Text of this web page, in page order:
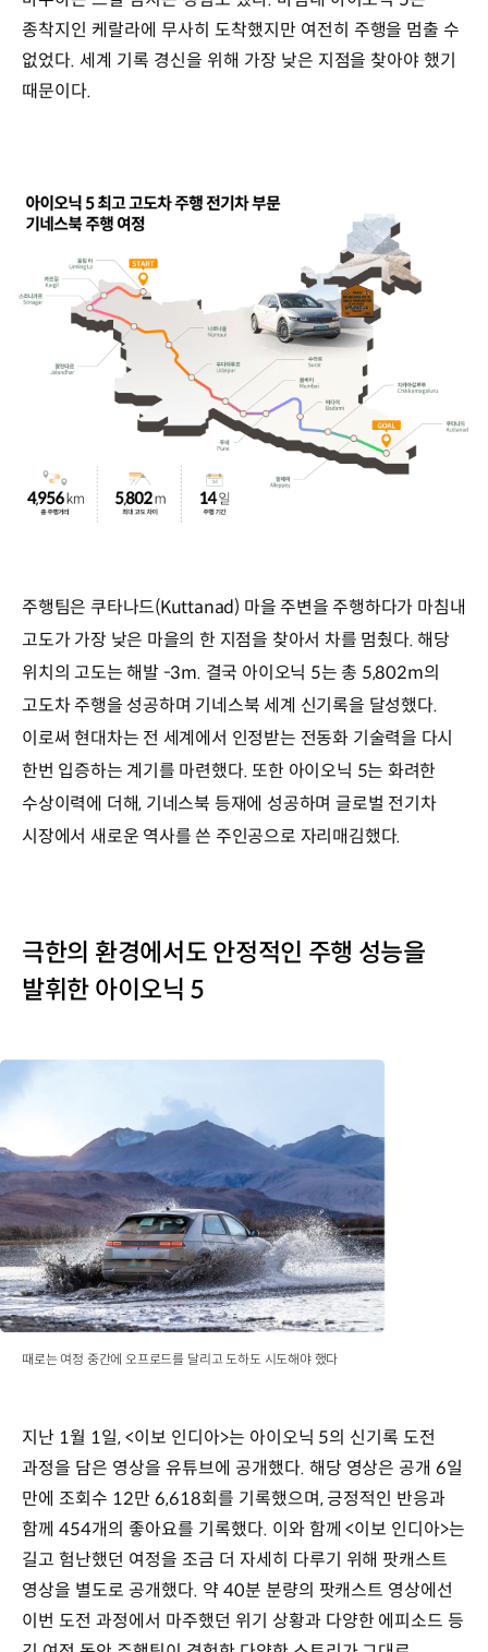
종착지인 케랄라에 무사히 도착했지만 여전히 주행을 멈출 수
없었다. 세계 기록 경신을 위해 가장 낮은 지점을 찾아야 했기
때문이다.
주행팀은 쿠타나드(Kuttanad) 마을 주변을 주행하다가 마침내
고도가 가장 낮은 마을의 한 지점을 찾아서 차를 멈췄다. 해당
위치의 고도는 해발 -3m. 결국 아이오닉 5는 총 5,802m의
고도차 주행을 성공하며 기네스북 세계 신기록을 달성했다.
이로써 현대차는 전 세계에서 인정받는 전동화 기술력을 다시
한번 입증하는 계기를 마련했다. 또한 아이오닉 5는 화려한
수상이력에 더해, 기네스북 등재에 성공하며 글로벌 전기차
시장에서 새로운 역사를 쓴 주인공으로 자리매김했다.
극한의 환경에서도 안정적인 주행 성능을
발휘한 아이오닉 5
때로는 여정 중간에 오프로드를 달리고 도하도 시도해야 했다
지난 1월 1일, <이보 인디아>는 아이오닉 5의 신기록 도전
과정을 담은 영상을 유튜브에 공개했다. 해당 영상은 공개 6일
만에 조회수 12만 6,618회를 기록했으며, 긍정적인 반응과
함께 454개의 좋아요를 기록했다. 이와 함께 <이보 인디아>는
길고 험난했던 여정을 조금 더 자세히 다루기 위해 팟캐스트
영상을 별도로 공개했다. 약 40분 분량의 팟캐스트 영상에선
이번 도전 과정에서 마주했던 위기 상황과 다양한 에피소드 등